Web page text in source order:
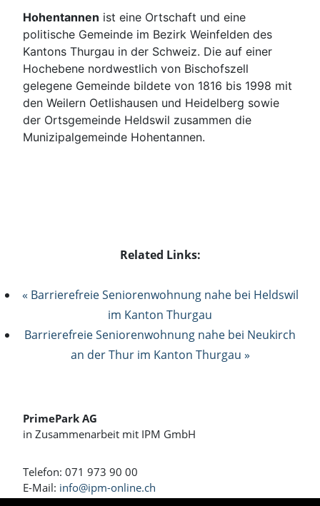
Hohentannen ist eine Ortschaft und eine
politische Gemeinde im Bezirk Weinfelden des
Kantons Thurgau in der Schweiz. Die auf einer
Hochebene nordwestlich von Bischofszell
gelegene Gemeinde bildete von 1816 bis 1998 mit
den Weilern Oetlishausen und Heidelberg sowie
der Ortsgemeinde Heldswil zusammen die
Munizipalgemeinde Hohentannen.
Related Links:
« Barrierefreie Seniorenwohnung nahe bei Heldswil
im Kanton Thurgau
Barrierefreie Seniorenwohnung nahe bei Neukirch
an der Thur im Kanton Thurgau »
PrimePark AG
in Zusammenarbeit mit IPM GmbH
Telefon: 071 973 90 00
E-Mail: info@ipm-online.ch